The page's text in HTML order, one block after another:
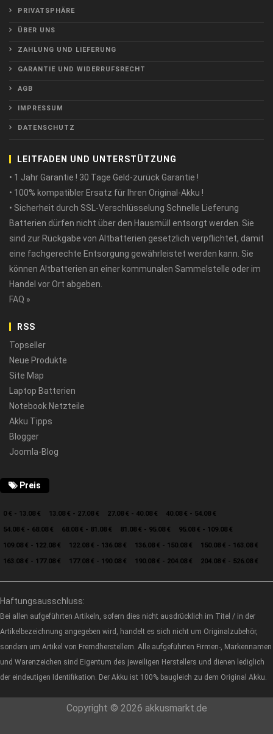
PRIVATSPHÄRE
ÜBER UNS
ZAHLUNG UND LIEFERUNG
GARANTIE UND WIDERRUFSRECHT
AGB
IMPRESSUM
DATENSCHUTZ
LEITFADEN UND UNTERSTÜTZUNG
• 1 Jahr Garantie ! 30 Tage Geld-zurück Garantie !
• 100% kompatibler Ersatz für Ihren Original-Akku !
• Sicherheit durch SSL-Verschlüsselung Schnelle Lieferung
Batterien dürfen nicht über den Hausmüll entsorgt werden. Sie
sind zur Rückgabe von Altbatterien gesetzlich verpflichtet, damit
eine fachgerechte Entsorgung gewährleistet werden kann. Sie
können Altbatterien an einer kommunalen Sammelstelle oder im
Handel vor Ort abgeben.
FAQ »
RSS
Topseller
Neue Produkte
Site Map
Laptop Batterien
Notebook Netzteile
Akku Tipps
Blogger
Joomla-Blog
Preis
0 € - 13.08 € 13.08 € - 27.08 € 27.08 € - 40.08 €
40.08 € - 54.08 €
54.08 € - 68.08 €
68.08 € - 81.08 € 81.08 € - 95.08 €
95.08 € - 109.08 €
109.08 € - 122.08 €
122.08 € - 136.08 € 136.08 € - 150.08 €
150.08 € - 163.08 €
163.08 € - 177.08 €
177.08 € - 190.08 € 190.08 € - 204.08 € 204.08 € - 526.08 €
Haftungsausschluss:
Bei allen aufgeführten Artikeln, sofern dies nicht ausdrücklich im Titel / in der
Artikelbezeichnung angegeben wird, handelt es sich nicht um Originalzubehör,
sondern um Artikel von Fremdherstellern. Alle aufgeführten Firmen-, Markennamen
und Warenzeichen sind Eigentum des jeweiligen Herstellers und dienen lediglich
der eindeutigen Identifikation. Der Akku ist 100% baugleich zu dem Original Akku.
Copyright © 2026 akkusmarkt.de